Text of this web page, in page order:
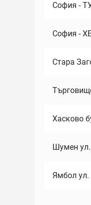
София -
София -
Стара
Хасково
Шумен
Ямбол ул.